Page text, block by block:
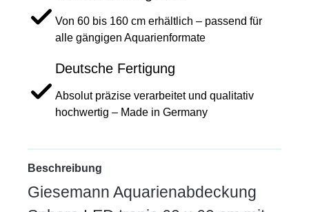
Von 60 bis 160 cm erhältlich – passend für
alle gängigen Aquarienformate
Deutsche Fertigung
Absolut präzise verarbeitet und qualitativ
hochwertig – Made in Germany
Beschreibung
Giesemann Aquarienabdeckung